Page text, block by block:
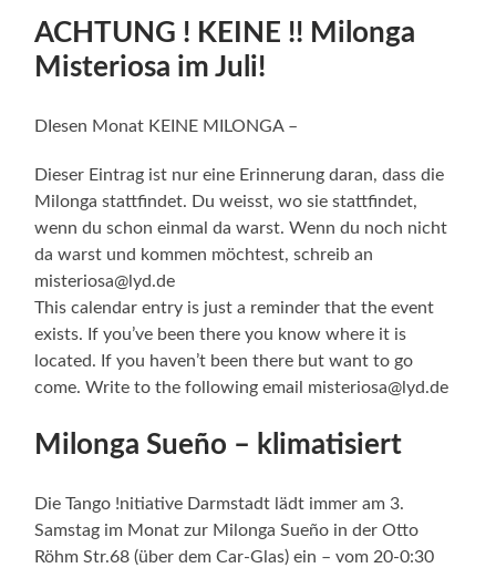
ACHTUNG ! KEINE !! Milonga
Misteriosa im Juli!
DIesen Monat KEINE MILONGA –
Dieser Eintrag ist nur eine Erinnerung daran, dass die
Milonga stattfindet. Du weisst, wo sie stattfindet,
wenn du schon einmal da warst. Wenn du noch nicht
da warst und kommen möchtest, schreib an
misteriosa@lyd.de
This calendar entry is just a reminder that the event
exists. If you’ve been there you know where it is
located. If you haven’t been there but want to go
come. Write to the following email misteriosa@lyd.de
Milonga Sueño – klimatisiert
Die Tango !nitiative Darmstadt lädt immer am 3.
Samstag im Monat zur Milonga Sueño in der Otto
Röhm Str.68 (über dem Car-Glas) ein – vom 20-0:30